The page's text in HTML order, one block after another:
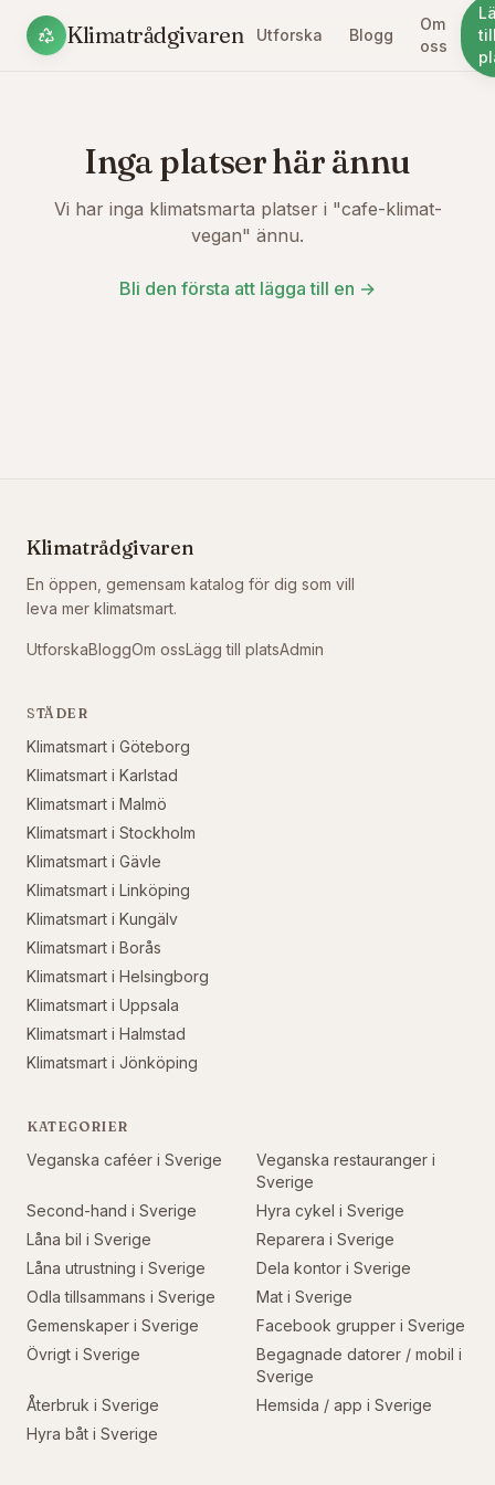
Klimatrådgivaren Utforska Blogg
Om
oss
Inga platser här ännu
Vi har inga klimatsmarta platser i "cafe-klimat-
vegan" ännu.
Bli den första att lägga till en →
Klimatrådgivaren
En öppen, gemensam katalog för dig som vill
leva mer klimatsmart.
UtforskaBloggOm ossLägg till platsAdmin
STÄDER
Klimatsmart i Göteborg
Klimatsmart i Karlstad
Klimatsmart i Malmö
Klimatsmart i Stockholm
Klimatsmart i Gävle
Klimatsmart i Linköping
Klimatsmart i Kungälv
Klimatsmart i Borås
Klimatsmart i Helsingborg
Klimatsmart i Uppsala
Klimatsmart i Halmstad
Klimatsmart i Jönköping
KATEGORIER
Veganska caféer i Sverige Veganska restauranger i
Sverige
Second-hand i Sverige Hyra cykel i Sverige
Låna bil i Sverige Reparera i Sverige
Låna utrustning i Sverige Dela kontor i Sverige
Odla tillsammans i Sverige Mat i Sverige
Gemenskaper i Sverige Facebook grupper i Sverige
Övrigt i Sverige Begagnade datorer / mobil i
Sverige
Återbruk i Sverige Hemsida / app i Sverige
Hyra båt i Sverige